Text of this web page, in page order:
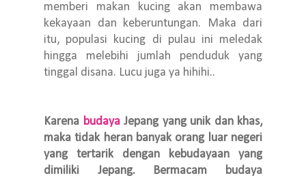
memberi makan kucing akan membawa
kekayaan dan keberuntungan. Maka dari
itu, populasi kucing di pulau ini meledak
hingga melebihi jumlah penduduk yang
tinggal disana. Lucu juga ya hihihi..
Karena budaya Jepang yang unik dan khas,
maka tidak heran banyak orang luar negeri
yang tertarik dengan kebudayaan yang
dimiliki Jepang. Bermacam budaya